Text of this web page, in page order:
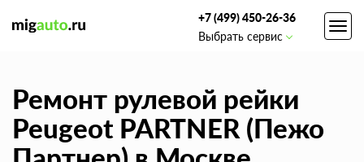
+7 (499) 450-26-36
Выбрать сервис
Ремонт рулевой рейки
Peugeot PARTNER (Пежо